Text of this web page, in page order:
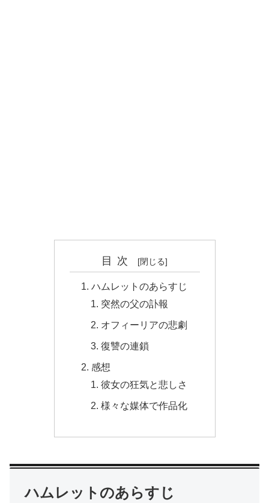
目次
ハムレットのあらすじ
突然の父の訃報
オフィーリアの悲劇
復讐の連鎖
感想
彼女の狂気と悲しさ
様々な媒体で作品化
ハムレットのあらすじ